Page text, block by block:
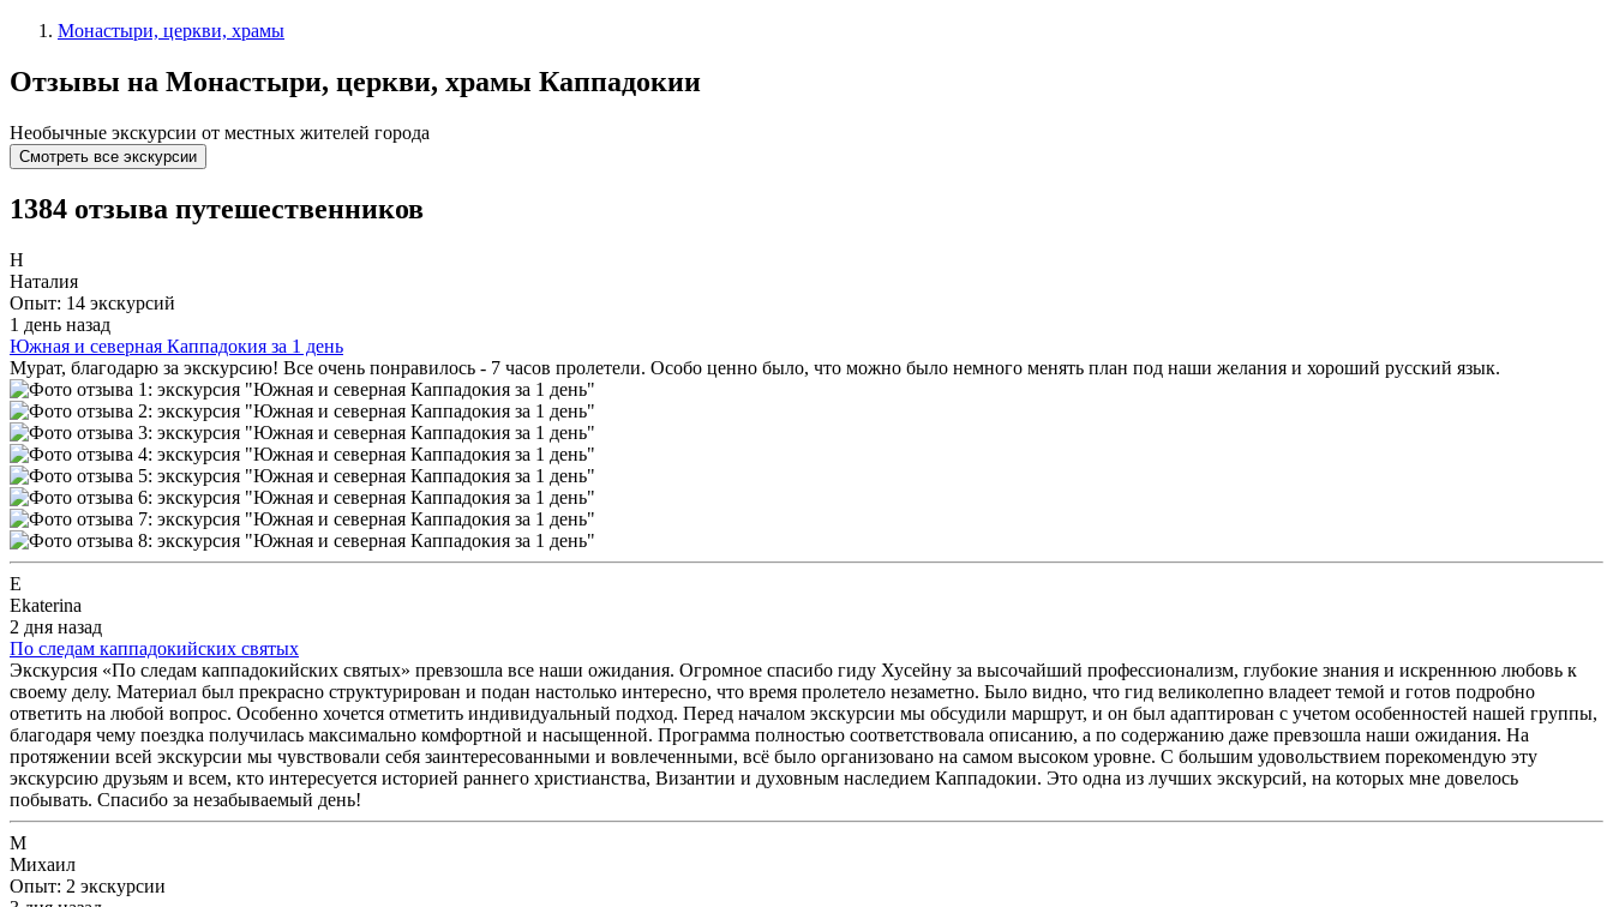
Монастыри, церкви, храмы
Отзывы на Монастыри, церкви, храмы Каппадокии
Необычные экскурсии от местных жителей города
Смотреть все экскурсии
1384 отзыва путешественников
Н
Наталия
Опыт: 14 экскурсий
1 день назад
Южная и северная Каппадокия за 1 день
Мурат, благодарю за экскурсию! Все очень понравилось - 7 часов пролетели. Особо ценно было, что можно было немного менять план под наши желания и хороший русский язык.
E
Ekaterina
2 дня назад
По следам каппадокийских святых
Экскурсия «По следам каппадокийских святых» превзошла все наши ожидания. Огромное спасибо гиду Хусейну за высочайший профессионализм, глубокие знания и искреннюю любовь к
своему делу. Материал был прекрасно структурирован и подан настолько интересно, что время пролетело незаметно. Было видно, что гид великолепно владеет темой и готов подробно
ответить на любой вопрос. Особенно хочется отметить индивидуальный подход. Перед началом экскурсии мы обсудили маршрут, и он был адаптирован с учетом особенностей нашей группы,
благодаря чему поездка получилась максимально комфортной и насыщенной. Программа полностью соответствовала описанию, а по содержанию даже превзошла наши ожидания. На
протяжении всей экскурсии мы чувствовали себя заинтересованными и вовлеченными, всё было организовано на самом высоком уровне. С большим удовольствием порекомендую эту
экскурсию друзьям и всем, кто интересуется историей раннего христианства, Византии и духовным наследием Каппадокии. Это одна из лучших экскурсий, на которых мне довелось
побывать. Спасибо за незабываемый день!
М
Михаил
Опыт: 2 экскурсии